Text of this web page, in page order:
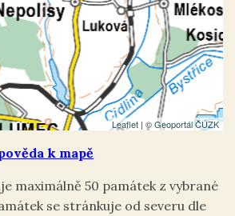
Leaflet | ©Geoportál ČÚZK
k mapě
maximálně 50 památek z vybrané
se stránkuje od severu dle